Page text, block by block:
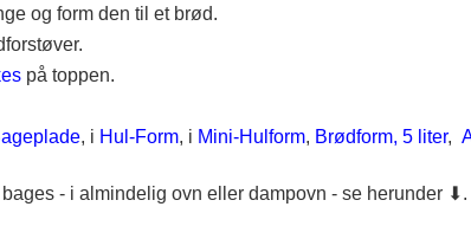
og form den til et brød.
på toppen.
, i Hul-Form, i Mini-Hulform, Brødform, 5 liter,
- i almindelig ovn eller dampovn - se herunder ⬇.